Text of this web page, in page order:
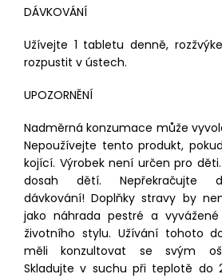
DÁVKOVÁNÍ
Užívejte 1 tabletu denně,
rozpustit v ústech.
UPOZORNĚNÍ
Nadměrná konzumace může
Nepoužívejte tento produkt,
kojící. Výrobek není určen pro
dosah dětí. Nepřekračujte
dávkování! Doplňky stravy by
jako náhrada pestré a
životního stylu. Užívání tohoto
měli konzultovat se svým
Skladujte v suchu při teplotě do